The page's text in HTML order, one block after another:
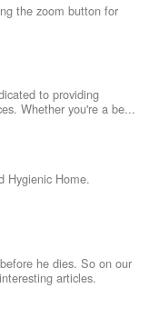
the zoom button for
to providing
Whether you're a be...
Hygienic Home.
he dies. So on our
articles.